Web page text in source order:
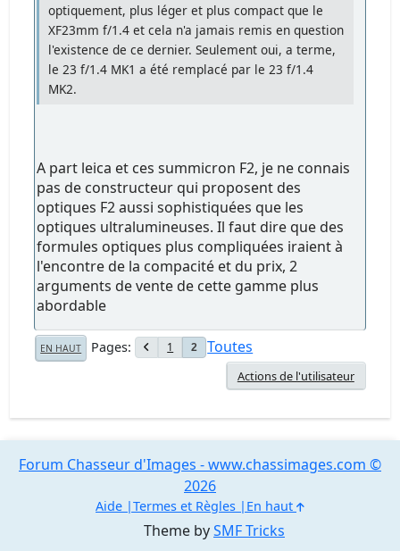
optiquement, plus léger et plus compact que le
XF23mm f/1.4 et cela n'a jamais remis en question
l'existence de ce dernier. Seulement oui, a terme,
le 23 f/1.4 MK1 a été remplacé par le 23 f/1.4
MK2.
A part leica et ces summicron F2, je ne connais
pas de constructeur qui proposent des
optiques F2 aussi sophistiquées que les
optiques ultralumineuses. Il faut dire que des
formules optiques plus compliquées iraient à
l'encontre de la compacité et du prix, 2
arguments de vente de cette gamme plus
abordable
EN HAUT Pages 1 2 Toutes
Actions de l'utilisateur
Theme bySMF Tricks
Forum Chasseur d'Images - www.chassimages.com ©
2026
Aide Termes et Règles En haut